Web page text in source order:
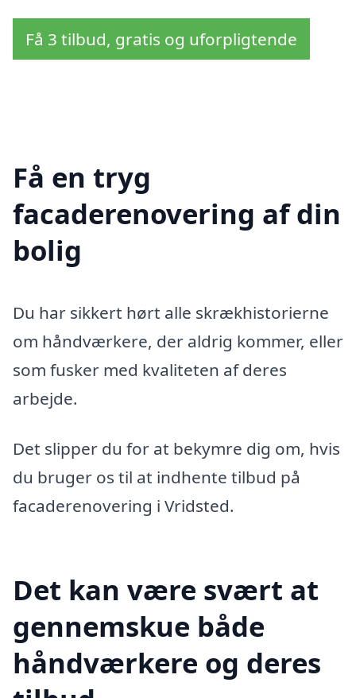
Få 3 tilbud, gratis og uforpligtende
Få en tryg
facaderenovering af din
bolig
Du har sikkert hørt alle skrækhistorierne
om håndværkere, der aldrig kommer, eller
som fusker med kvaliteten af deres
arbejde.
Det slipper du for at bekymre dig om, hvis
du bruger os til at indhente tilbud på
facaderenovering i Vridsted.
Det kan være svært at
gennemskue både
håndværkere og deres